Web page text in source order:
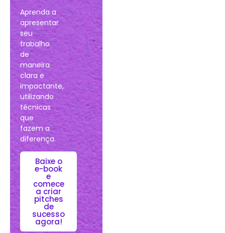
Aprenda a
apresentar
seu
trabalho
de
maneira
clara e
impactante,
utilizando
técnicas
que
fazem a
diferença.
Baixe o
e-book
e
comece
a criar
pitches
de
sucesso
agora!